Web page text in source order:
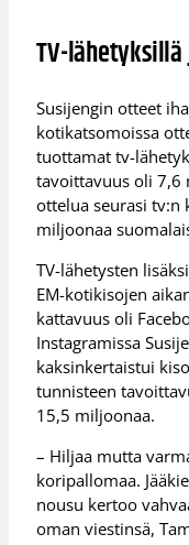
TV-
Susijengin otteet
kotikatsomoissa
tuottamat tv-
tavoittavuus oli 7,6
ottelua seurasi tv:n
miljoonaa
TV-lähetysten
EM-kotikisojen
kattavuus oli
Instagramissa
kaksinkertaistui
tunnisteen
15,5 miljoonaa.
– Hiljaa mutta
koripallomaa.
nousu kertoo
oman viestinsä,